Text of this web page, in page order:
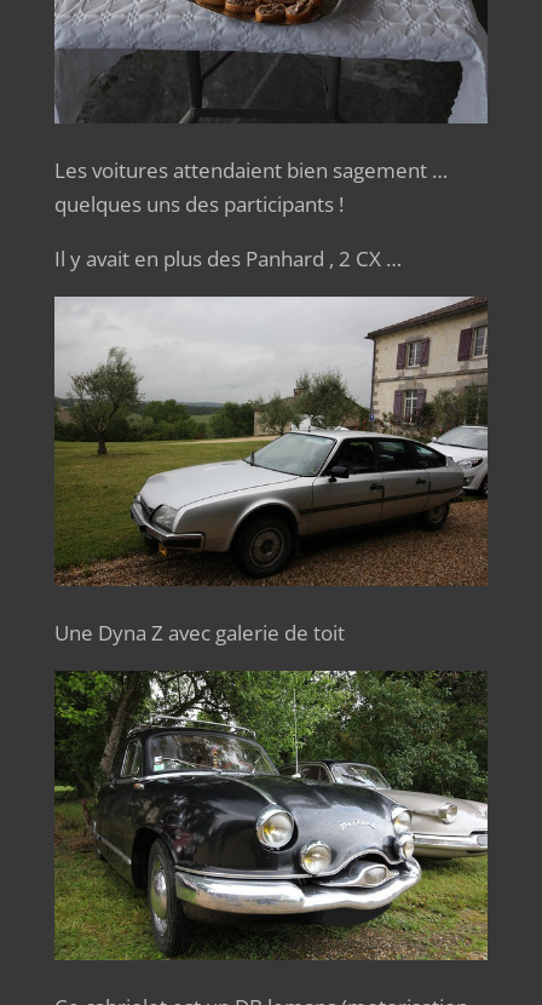
Les voitures attendaient bien sagement …
quelques uns des participants !
Il y avait en plus des Panhard , 2 CX …
Une Dyna Z avec galerie de toit